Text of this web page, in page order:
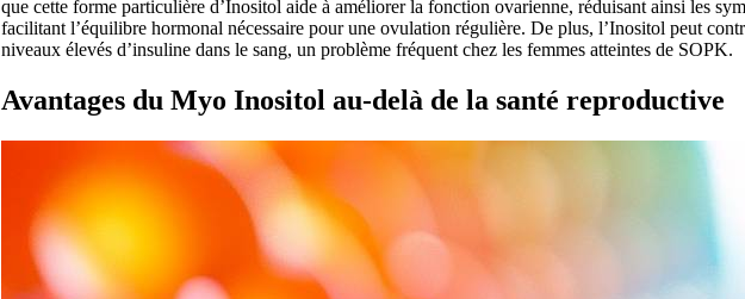
que cette forme particulière d’Inositol aide à améliorer la fonction ovarienne, réduisant ainsi les
facilitant l’équilibre hormonal nécessaire pour une ovulation régulière. De plus, l’Inositol peut
niveaux élevés d’insuline dans le sang, un problème fréquent chez les femmes atteintes de SOPK.
Avantages du Myo Inositol au-delà de la santé reproductive